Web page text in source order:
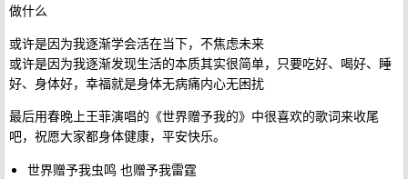
做什么
或许是因为我逐渐学会活在当下，不焦虑未来
或许是因为我逐渐发现生活的本质其实很简单，只要吃好、喝好、睡
好、身体好，幸福就是身体无病痛内心无困扰
最后用春晚上王菲演唱的《世界赠予我的》中很喜欢的歌词来收尾
吧，祝愿大家都身体健康，平安快乐。
世界赠予我虫鸣 也赠予我雷霆